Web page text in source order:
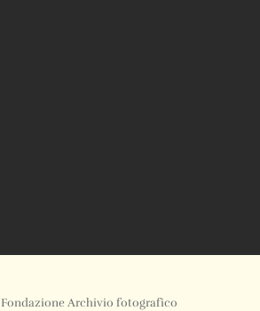
Fondazione Archivio fotografico